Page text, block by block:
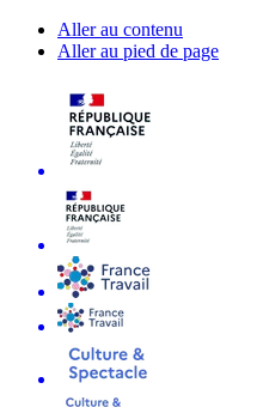
Aller au contenu
Aller au pied de page